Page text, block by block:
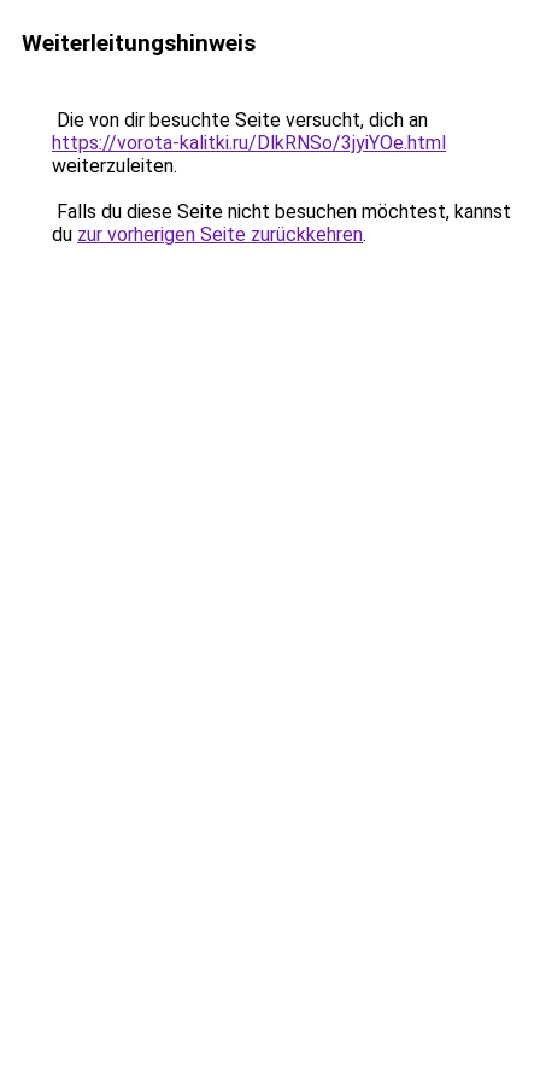
Weiterleitungshinweis
Die von dir besuchte Seite versucht, dich an
https://vorota-kalitki.ru/DlkRNSo/3jyiYOe.html
weiterzuleiten.
Falls du diese Seite nicht besuchen möchtest, kannst
du zur vorherigen Seite zurückkehren.